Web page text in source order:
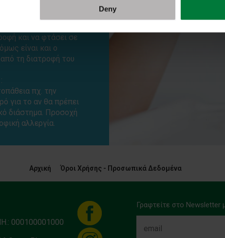
Deny
πρέπει να
βοήθεια του
και να φτάσει σε
είναι και ο
τη διατροφή του
πχ. την
για το αν θα πρέπει
διάστημα. Προσοχή
αλλεργία.
Αρχική Όροι Χρήσης - Προσωπικά Δεδομένα
000100001000
Γραφτείτε στο Newsletter